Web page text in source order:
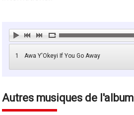
1 Awa Y'Okeyi If You Go Away
Autres musiques de l'album